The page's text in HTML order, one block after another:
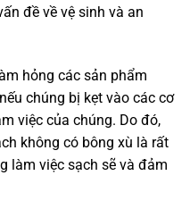
đề về vệ sinh và an
hỏng các sản phẩm
chúng bị kẹt vào các cơ
việc của chúng. Do đó,
không có bông xù là rất
làm việc sạch sẽ và đảm